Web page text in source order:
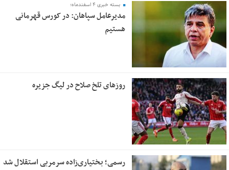
بسته خبری ۴ اسفندماه؛
مدیرعامل سپاهان: در کورس قهرمانی
هستیم
روزهای تلخ صلاح در لیگ جزیره
رسمی؛ بختیاری‌زاده سرمربی استقلال شد